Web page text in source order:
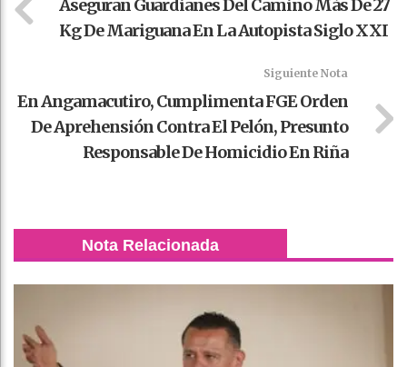
Aseguran Guardianes Del Camino Más De 27
Kg De Mariguana En La Autopista Siglo XXI
Siguiente Nota
En Angamacutiro, Cumplimenta FGE Orden
De Aprehensión Contra El Pelón, Presunto
Responsable De Homicidio En Riña
Nota Relacionada